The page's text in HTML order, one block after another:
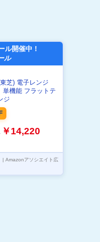
ル開催中！
ル
芝) 電子レンジ
単機能 フラットテ
ジ
￥14,220
| Amazonアソシエイト広